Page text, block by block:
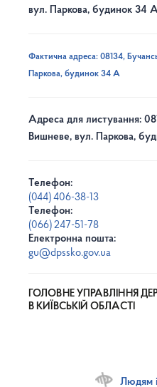
вул. Паркова, будинок 34
Фактична адреса: 08134,
Паркова, будинок 34 А
Адреса для листування:
Вишневе, вул. Паркова,
Телефон:
(044) 406-38-13
Телефон:
(066) 247-51-78
Електронна пошта:
gu@dpssko.gov.ua
ГОЛОВНЕ УПРАВЛІННЯ
В КИЇВСЬКІЙ ОБЛАСТІ
Людям